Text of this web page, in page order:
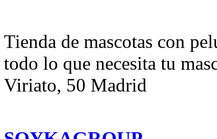
Tienda de mascotas con
todo lo que necesita tu
Viriato, 50 Madrid